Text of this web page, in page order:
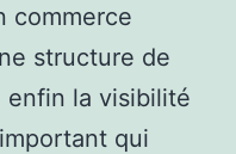
commerce
structure de
enfin la visibilité
qui